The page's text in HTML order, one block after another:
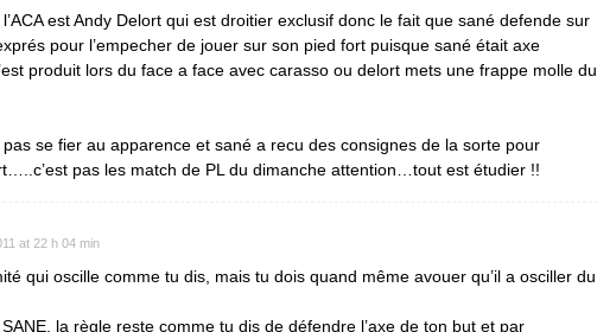
l’ACA est Andy Delort qui est droitier exclusif donc le fait que sané defende sur
pour l’empecher de jouer sur son pied fort puisque sané était axe
produit lors du face a face avec carasso ou delort mets une frappe molle du
se fier au apparence et sané a recu des consignes de la sorte pour
pas les match de PL du dimanche attention…tout est étudier !!
at 22 h 04 min
qui oscille comme tu dis, mais tu dois quand même avouer qu’il a osciller du
la règle reste comme tu dis de défendre l’axe de ton but et par